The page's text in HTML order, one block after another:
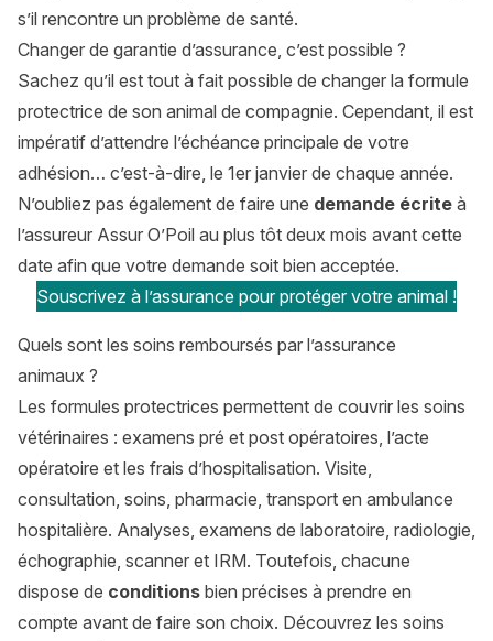
s’il rencontre un problème de santé.
Changer de garantie d’assurance, c’est possible ?
Sachez qu’il est tout à fait possible de changer la formule
protectrice de son animal de compagnie. Cependant, il est
impératif d’attendre l’échéance principale de votre
adhésion… c’est-à-dire, le 1er janvier de chaque année.
N’oubliez pas également de faire une demande écrite à
l’assureur Assur O’Poil au plus tôt deux mois avant cette
date afin que votre demande soit bien acceptée.
Souscrivez à l’assurance pour protéger votre animal !
Quels sont les soins remboursés par l’assurance
animaux ?
Les formules protectrices permettent de couvrir les soins
vétérinaires : examens pré et post opératoires, l’acte
opératoire et les frais d’hospitalisation. Visite,
consultation, soins, pharmacie, transport en ambulance
hospitalière. Analyses, examens de laboratoire, radiologie,
échographie, scanner et IRM. Toutefois, chacune
dispose de conditions bien précises à prendre en
compte avant de faire son choix. Découvrez les soins